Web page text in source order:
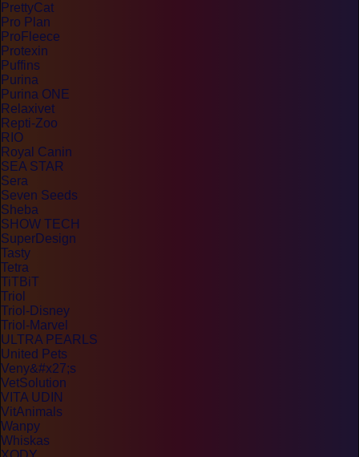
PrettyCat
Pro Plan
ProFleece
Protexin
Puffins
Purina
Purina ONE
Relaxivet
Repti-Zoo
RIO
Royal Canin
SEA STAR
Sera
Seven Seeds
Sheba
SHOW TECH
SuperDesign
Tasty
Tetra
TiTBiT
Triol
Triol-Disney
Triol-Marvel
ULTRA PEARLS
United Pets
Veny&#x27;s
VetSolution
VITA UDIN
VitAnimals
Wanpy
Whiskas